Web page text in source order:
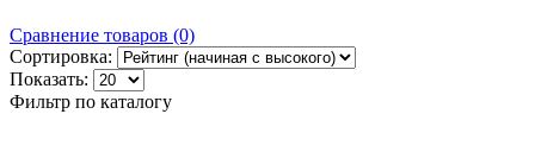
Сравнение товаров (0)
Сортировка:
Показать:
Фильтр по каталогу